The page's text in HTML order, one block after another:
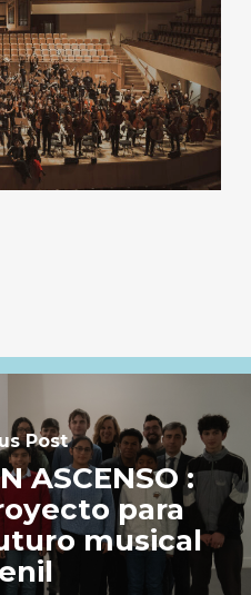
Post
ASCENSO :
para
musical